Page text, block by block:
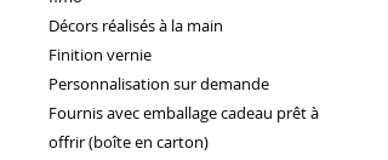
Décors réalisés à la main
Finition vernie
Personnalisation sur demande
Fournis avec emballage cadeau prêt à
offrir (boîte en carton)